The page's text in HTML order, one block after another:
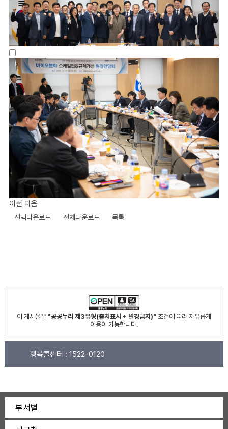
이전 다음
선택다운로드 전체다운로드 목록
이 게시물은 "공공누리 제3유형(출처표시 + 변경금지)" 조건에 따라 자유롭게
이용이 가능합니다.
행복콜센터 : 1522-0120
부서별